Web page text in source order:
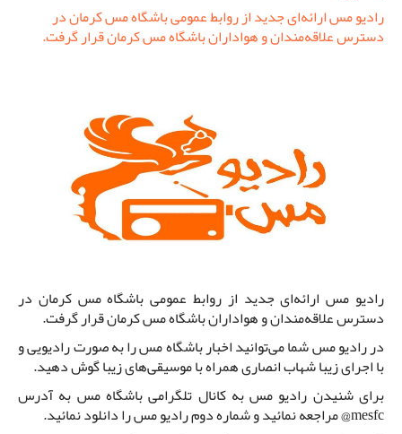
رادیو مس ارائه‌ای جدید از روابط عمومی باشگاه مس کرمان در
دسترس علاقه‌مندان و هواداران باشگاه مس کرمان قرار گرفت.
رادیو مس ارائه‌ای جدید از روابط عمومی باشگاه مس کرمان در
دسترس علاقه‌مندان و هواداران باشگاه مس کرمان قرار گرفت.
در رادیو مس شما می‌توانید اخبار باشگاه مس را به صورت رادیویی و
با اجرای زیبا شهاب انصاری همراه با موسیقی‌های زیبا گوش دهید.
برای شنیدن رادیو مس به کانال تلگرامی باشگاه مس به آدرس
mesfc@ مراجعه نمائید و شماره دوم رادیو مس را دانلود نمائید.